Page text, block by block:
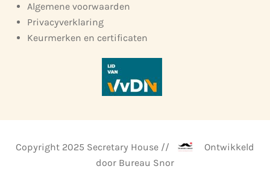
Algemene voorwaarden
Privacyverklaring
Keurmerken en certificaten
Copyright 2025 Secretary House //
Ontwikkeld
door Bureau Snor